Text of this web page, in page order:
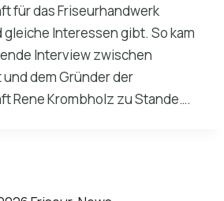
für das Friseurhandwerk
Interessen gibt. So kam
Interview zwischen
dem Gründer der
Rene Krombholz zu Stande….